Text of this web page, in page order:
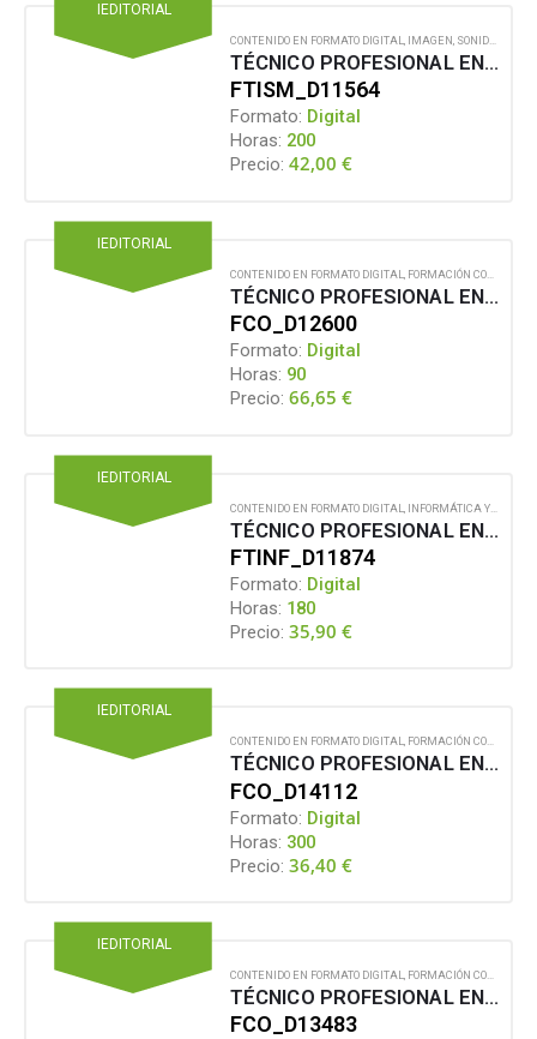
IEDITORIAL
CONTENIDO EN FORMATO DIGITAL IMAGEN, SONIDO Y MULTIMEDIA
TÉCNICO PROFESIONAL EN DISEÑO CON ADOBE ANIMATE CC 2022
FTISM_D11564
Formato: Digital
Horas: 200
Precio: 42,00€
IEDITORIAL
CONTENIDO EN FORMATO DIGITAL FORMACIÓN COMPLEMENTARIA
TÉCNICO PROFESIONAL EN DISEÑO WEB AVANZADO CON CSS3
FCO_D12600
Formato: Digital
Horas: 90
Precio: 66,65€
IEDITORIAL
CONTENIDO EN FORMATO DIGITAL INFORMÁTICA Y PROGRAMACIÓN WEB
TÉCNICO PROFESIONAL EN DISEÑO WEB AVANZADO CON HTML5 Y CSS3
FTINF_D11874
Formato: Digital
Horas: 180
Precio: 35,90€
IEDITORIAL
CONTENIDO EN FORMATO DIGITAL, FORMACIÓN COMPLEMENTARIA
TÉCNICO PROFESIONAL EN DISEÑO Y DESARROLLO DE VIDEOJUEGOS CON GAME MAKER
FCO_D14112
Formato: Digital
Horas: 300
Precio: 36,40€
IEDITORIAL
CONTENIDO EN FORMATO DIGITAL, FORMACIÓN COMPLEMENTARIA
TÉCNICO PROFESIONAL EN EDUCACIÓN SOCIAL Y COMUNITARIA
FCO_D13483